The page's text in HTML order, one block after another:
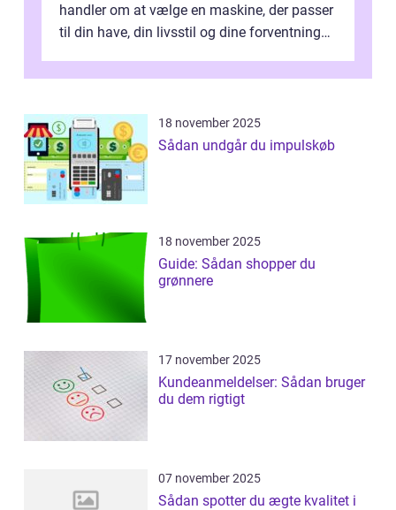
handler om at vælge en maskine, der passer
til din have, din livsstil og dine forventninger.
18 november 2025
Sådan undgår du impulskøb
18 november 2025
Guide: Sådan shopper du
grønnere
17 november 2025
Kundeanmeldelser: Sådan bruger
du dem rigtigt
07 november 2025
Sådan spotter du ægte kvalitet i